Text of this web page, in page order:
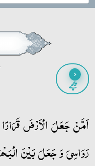
پیچھے
اَمَّنۡ جَعَلَ الۡاَرۡضَ
رَوَاسِیَ وَ جَعَلَ بَیۡنَ